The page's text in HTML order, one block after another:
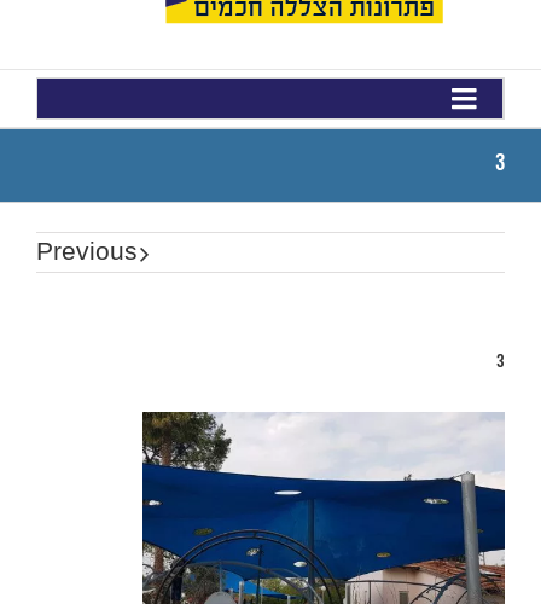
3
Previous
3